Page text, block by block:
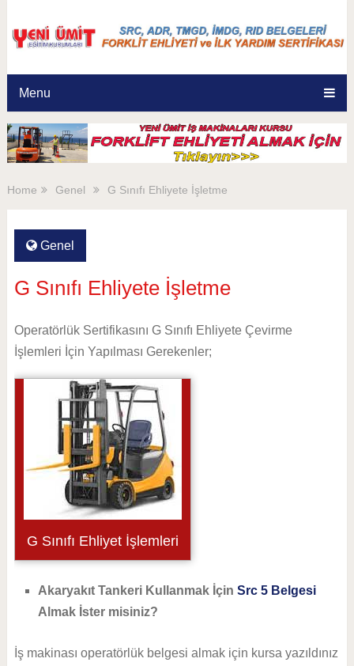
Menu
Home Genel G Sınıfı Ehliyete İşletme
Genel
G Sınıfı Ehliyete İşletme
Operatörlük Sertifikasını G Sınıfı Ehliyete Çevirme
İşlemleri İçin Yapılması Gerekenler;
G Sınıfı Ehliyet İşlemleri
Akaryakıt Tankeri Kullanmak İçin Src 5 Belgesi
Almak İster misiniz?
İş makinası operatörlük belgesi almak için kursa yazıldınız